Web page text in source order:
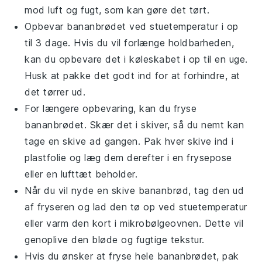
mod luft og fugt, som kan gøre det tørt.
Opbevar bananbrødet ved stuetemperatur i op
til 3 dage. Hvis du vil forlænge holdbarheden,
kan du opbevare det i køleskabet i op til en uge.
Husk at pakke det godt ind for at forhindre, at
det tørrer ud.
For længere opbevaring, kan du fryse
bananbrødet. Skær det i skiver, så du nemt kan
tage en skive ad gangen. Pak hver skive ind i
plastfolie og læg dem derefter i en frysepose
eller en lufttæt beholder.
Når du vil nyde en skive bananbrød, tag den ud
af fryseren og lad den tø op ved stuetemperatur
eller varm den kort i mikrobølgeovnen. Dette vil
genoplive den bløde og fugtige tekstur.
Hvis du ønsker at fryse hele bananbrødet, pak